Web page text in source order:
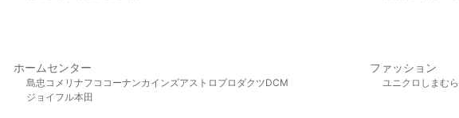
ホームセンター
島忠 コメリ ナフコ コーナンカインズアストロプロダクツDCM
ジョイフル本田
ファッション
ユニクロ しまむら